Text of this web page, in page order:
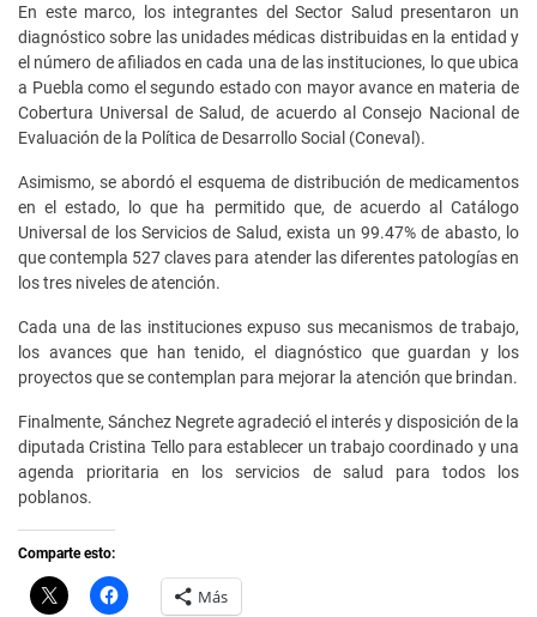
En este marco, los integrantes del Sector Salud presentaron un
diagnóstico sobre las unidades médicas distribuidas en la entidad y
el número de afiliados en cada una de las instituciones, lo que ubica
a Puebla como el segundo estado con mayor avance en materia de
Cobertura Universal de Salud, de acuerdo al Consejo Nacional de
Evaluación de la Política de Desarrollo Social (Coneval).
Asimismo, se abordó el esquema de distribución de medicamentos
en el estado, lo que ha permitido que, de acuerdo al Catálogo
Universal de los Servicios de Salud, exista un 99.47% de abasto, lo
que contempla 527 claves para atender las diferentes patologías en
los tres niveles de atención.
Cada una de las instituciones expuso sus mecanismos de trabajo,
los avances que han tenido, el diagnóstico que guardan y los
proyectos que se contemplan para mejorar la atención que brindan.
Finalmente, Sánchez Negrete agradeció el interés y disposición de la
diputada Cristina Tello para establecer un trabajo coordinado y una
agenda prioritaria en los servicios de salud para todos los
poblanos.
Comparte esto:
C
l
H
a Más